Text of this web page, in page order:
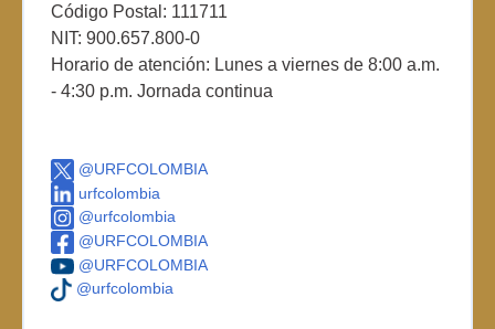
Código Postal: 111711
NIT: 900.657.800-0
Horario de atención: Lunes a viernes de 8:00 a.m.
- 4:30 p.m. Jornada continua
@URFCOLOMBIA
urfcolombia
@urfcolombia
@URFCOLOMBIA
@URFCOLOMBIA
@urfcolombia